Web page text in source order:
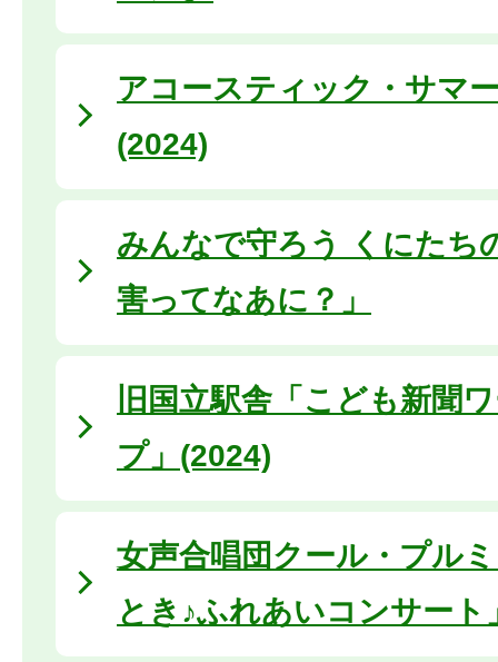
アコースティック・サマ
(2024)
みんなで守ろう くにたち
害ってなあに？」
旧国立駅舎「こども新聞
プ」(2024)
女声合唱団クール・プル
とき♪ふれあいコンサート